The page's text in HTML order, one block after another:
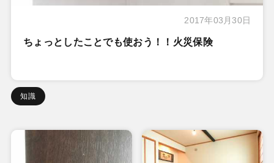
2017年03月30日
ちょっとしたことでも使おう！！火災保険
知識